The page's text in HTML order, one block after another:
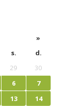
»
s.
d.
29
30
6
7
13
14